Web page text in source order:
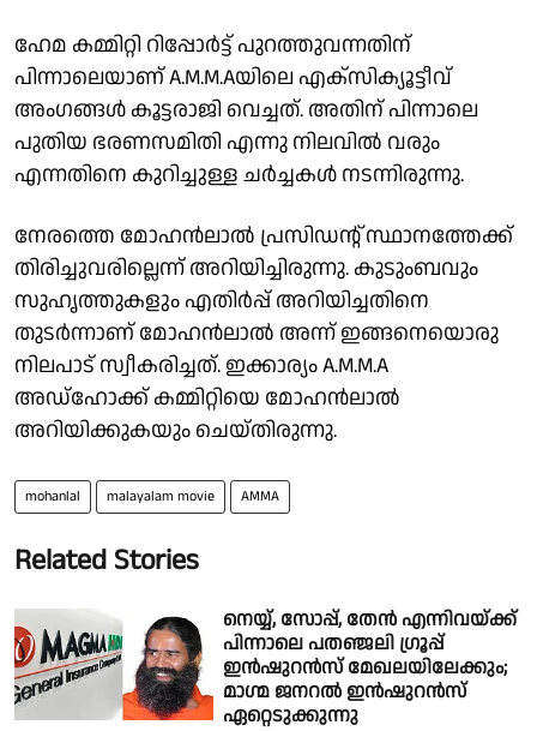
ഹേമ കമ്മിറ്റി റിപ്പോര്‍ട്ട് പുറത്തുവന്നതിന്
പിന്നാലെയാണ് A.M.M.Aയിലെ എക്സിക്യൂട്ടീവ്
അംഗങ്ങള്‍ കൂട്ടരാജി വെച്ചത്. അതിന് പിന്നാലെ
പുതിയ ഭരണസമിതി എന്നു നിലവില്‍ വരും
എന്നതിനെ കുറിച്ചുള്ള ചര്‍ച്ചകള്‍ നടന്നിരുന്നു.
നേരത്തെ മോഹന്‍ലാല്‍ പ്രസിഡന്റ് സ്ഥാനത്തേക്ക്
തിരിച്ചുവരില്ലെന്ന് അറിയിച്ചിരുന്നു. കുടുംബവും
സുഹൃത്തുകളും എതിര്‍പ്പ് അറിയിച്ചതിനെ
തുടര്‍ന്നാണ് മോഹന്‍ലാല്‍ അന്ന് ഇങ്ങനെയൊരു
നിലപാട് സ്വീകരിച്ചത്. ഇക്കാര്യം A.M.M.A
അഡ്ഹോക്ക് കമ്മിറ്റിയെ മോഹന്‍ലാല്‍
അറിയിക്കുകയും ചെയ്തിരുന്നു.
mohanlal malayalam movie AMMA
Related Stories
നെയ്യ്, സോപ്പ്, തേൻ എന്നിവയ്ക്ക്
പിന്നാലെ പതഞ്ജലി ഗ്രൂപ്പ്
ഇൻഷുറൻസ് മേഖലയിലേക്കും;
മാഗ്മ ജനറൽ ഇൻഷുറൻസ്
ഏറ്റെടുക്കുന്നു